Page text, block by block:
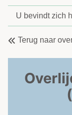
U bevindt zich
Terug naar